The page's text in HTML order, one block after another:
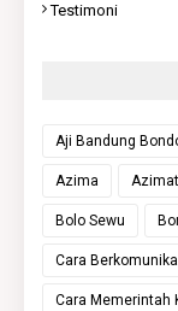
Testimoni
Aji Bandung
Azima Azimat
Bolo Sewu
Cara
Cara Memerintah